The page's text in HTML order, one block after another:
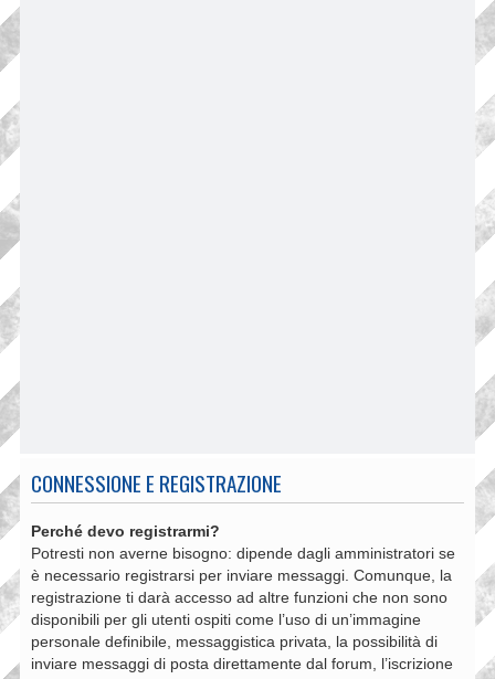
CONNESSIONE E REGISTRAZIONE
Perché devo registrarmi?
Potresti non averne bisogno: dipende dagli amministratori se
è necessario registrarsi per inviare messaggi. Comunque, la
registrazione ti darà accesso ad altre funzioni che non sono
disponibili per gli utenti ospiti come l’uso di un’immagine
personale definibile, messaggistica privata, la possibilità di
inviare messaggi di posta direttamente dal forum, l’iscrizione